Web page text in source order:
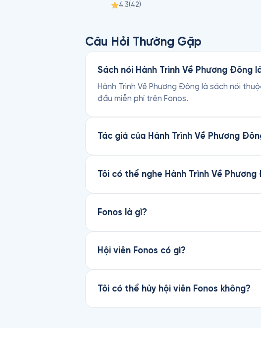
4.3(42)
Câu Hỏi Thường Gặp
Sách nói Hành Trình Về Phương Đông
Hành Trình Về Phương Đông là sách nói
đầu miễn phí trên Fonos.
Tác giả của Hành Trình Về Phương
Tôi có thể nghe Hành Trình Về
Fonos là gì?
Hội viên Fonos có gì?
Tôi có thể hủy hội viên Fonos không?